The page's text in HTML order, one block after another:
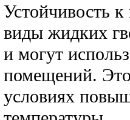
Устойчивость
виды жидких
и могут
помещений.
условиях